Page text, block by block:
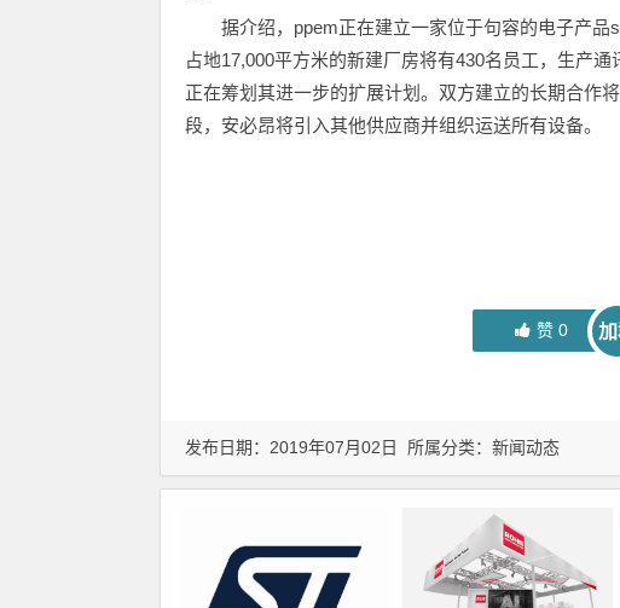
据介绍，ppem正在建立一家位于句容的电子产品
占地17,000平方米的新建厂房将有430名员工，生产
正在筹划其进一步的扩展计划。双方建立的长期合作
段，安必昂将引入其他供应商并组织运送所有设备。
赞0
发布日期：2019年07月02日 所属分类： 新闻动态